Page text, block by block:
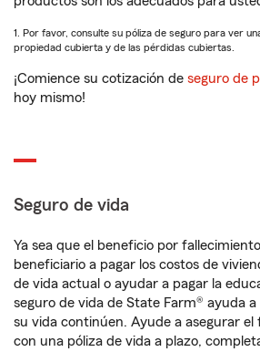
1. Por favor, consulte su póliza de seguro para ver
propiedad cubierta y de las pérdidas cubiertas.
¡Comience su cotización de seguro de
hoy mismo!
Seguro de vida
Ya sea que el beneficio por
beneficiario a pagar los costos de
de vida actual o ayudar a pagar la
seguro de vida de State Farm® ayuda
su vida continúen. Ayude a asegurar
con una póliza de vida a plazo,